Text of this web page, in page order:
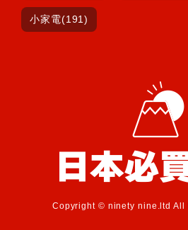
小家電(191)
Copyright © ninety nine.ltd All